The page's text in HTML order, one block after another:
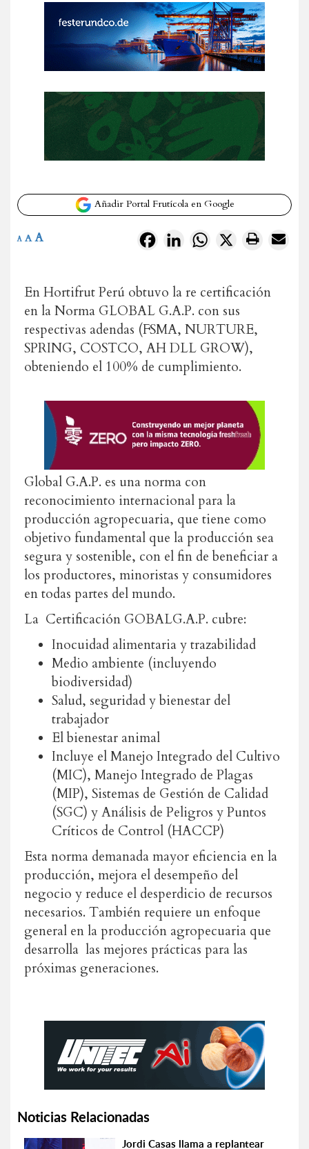
Añadir Portal Frutícola en Google
FacebookLinkedInWhatsApp
X
A A A
En Hortifrut Perú obtuvo la re certificación
en la Norma GLOBAL G.A.P. con sus
respectivas adendas (FSMA, NURTURE,
SPRING, COSTCO, AH DLL GROW),
obteniendo el 100% de cumplimiento.
Global G.A.P. es una norma con
reconocimiento internacional para la
producción agropecuaria, que tiene como
objetivo fundamental que la producción sea
segura y sostenible, con el fin de beneficiar a
los productores, minoristas y consumidores
en todas partes del mundo.
La Certificación GOBALG.A.P. cubre:
Inocuidad alimentaria y trazabilidad
Medio ambiente (incluyendo
biodiversidad)
Salud, seguridad y bienestar del
trabajador
El bienestar animal
Incluye el Manejo Integrado del Cultivo
(MIC), Manejo Integrado de Plagas
(MIP), Sistemas de Gestión de Calidad
(SGC) y Análisis de Peligros y Puntos
Críticos de Control (HACCP)
Esta norma demanada mayor eficiencia en la
producción, mejora el desempeño del
negocio y reduce el desperdicio de recursos
necesarios. También requiere un enfoque
general en la producción agropecuaria que
desarrolla las mejores prácticas para las
próximas generaciones.
Noticias Relacionadas
Jordi Casas llama a replantear